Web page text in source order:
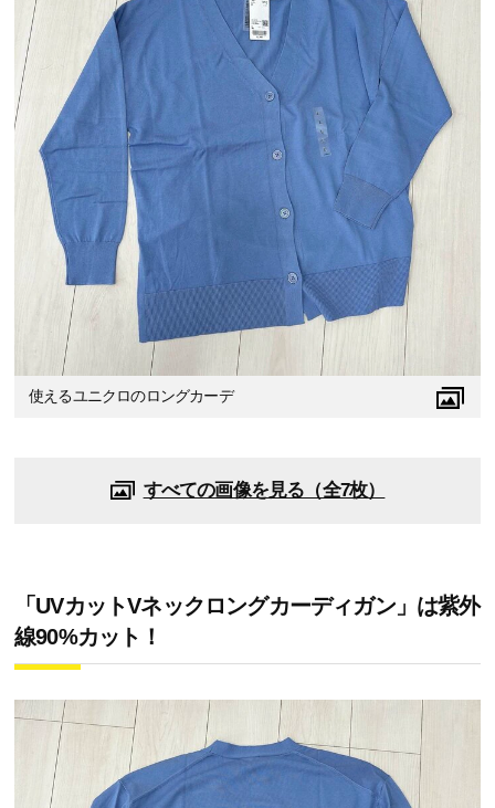
使えるユニクロのロングカーデ
すべての画像を見る（全7枚）
「UVカットVネックロングカーディガン」は紫外
線90%カット！